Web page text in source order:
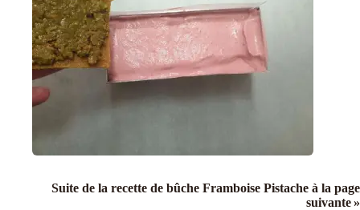
Suite de la recette de bûche Framboise Pistache à la page
suivante »